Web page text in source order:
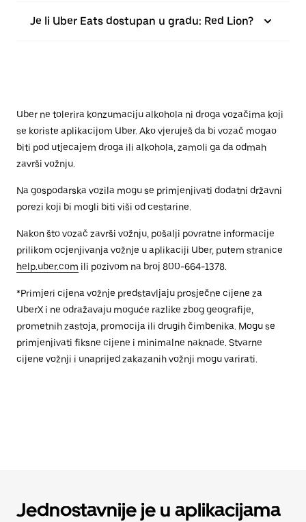
Je li Uber Eats dostupan u gradu: Red Lion?
Uber ne tolerira konzumaciju alkohola ni droga vozačima koji
se koriste aplikacijom Uber. Ako vjeruješ da bi vozač mogao
biti pod utjecajem droga ili alkohola, zamoli ga da odmah
završi vožnju.
Na gospodarska vozila mogu se primjenjivati dodatni državni
porezi koji bi mogli biti viši od cestarine.
Nakon što vozač završi vožnju, pošalji povratne informacije
prilikom ocjenjivanja vožnje u aplikaciji Uber, putem stranice
help.uber.com ili pozivom na broj 800-664-1378.
*Primjeri cijena vožnje predstavljaju prosječne cijene za
UberX i ne odražavaju moguće razlike zbog geografije,
prometnih zastoja, promocija ili drugih čimbenika. Mogu se
primjenjivati fiksne cijene i minimalne naknade. Stvarne
cijene vožnji i unaprijed zakazanih vožnji mogu varirati.
Jednostavnije je u aplikacijama